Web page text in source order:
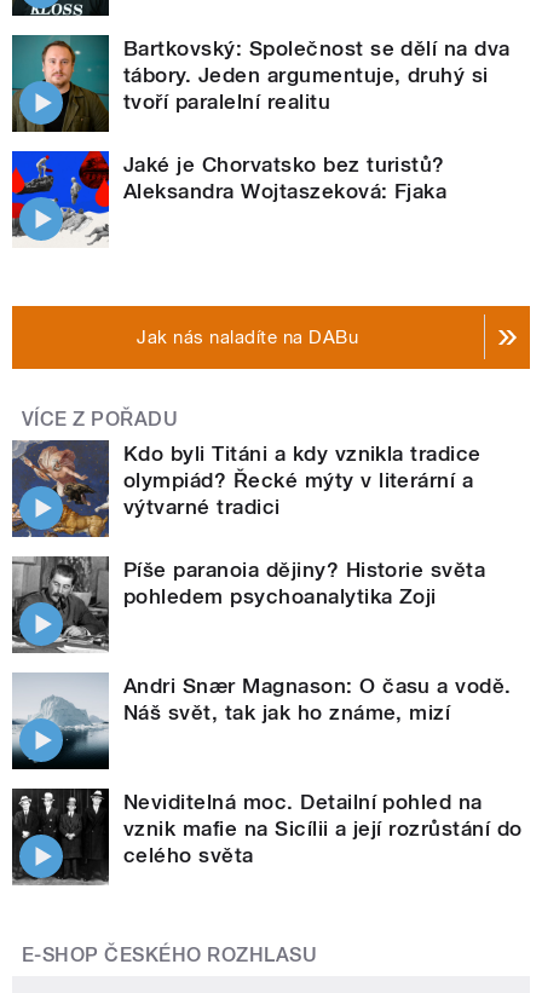
Bartkovský: Společnost se dělí na dva
tábory. Jeden argumentuje, druhý si
tvoří paralelní realitu
Jaké je Chorvatsko bez turistů?
Aleksandra Wojtaszeková: Fjaka
Jak nás naladíte na DABu
VÍCE Z POŘADU
Kdo byli Titáni a kdy vznikla tradice
olympiád? Řecké mýty v literární a
výtvarné tradici
Píše paranoia dějiny? Historie světa
pohledem psychoanalytika Zoji
Andri Snær Magnason: O času a vodě.
Náš svět, tak jak ho známe, mizí
Neviditelná moc. Detailní pohled na
vznik mafie na Sicílii a její rozrůstání do
celého světa
E-SHOP ČESKÉHO ROZHLASU